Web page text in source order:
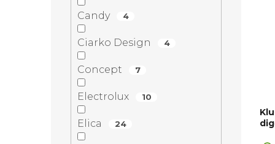
Candy 4
Ciarko Design 4
Concept 7
Electrolux 10
Elica 24